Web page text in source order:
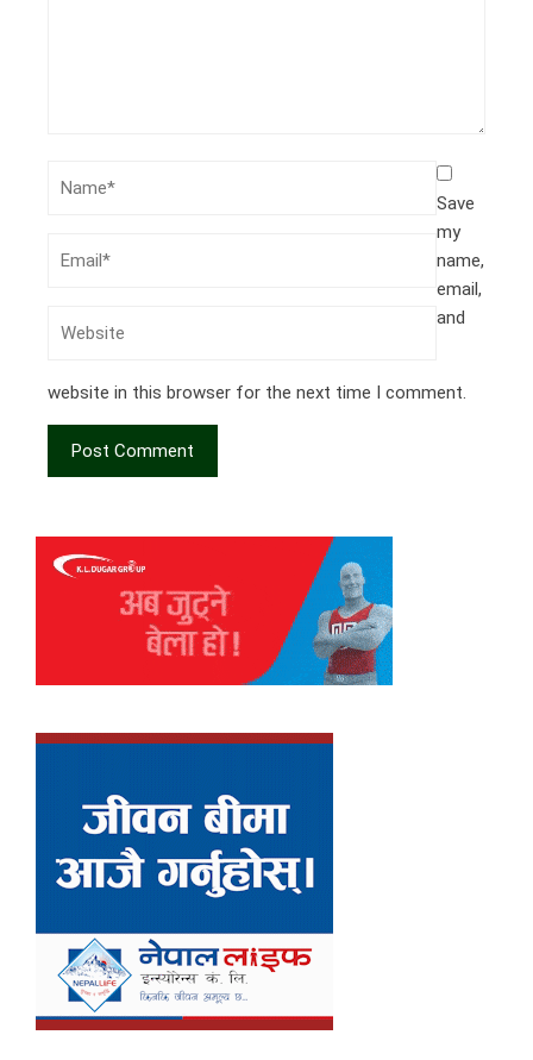
Save
my
name,
email,
and
website in this browser for the next time I comment.